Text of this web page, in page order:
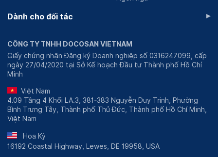
Dành cho đối tác ▸
CÔNG TY TNHH DOCOSAN VIETNAM
Giấy chứng nhận Đăng ký Doanh nghiệp số 0316247099, cấp
ngày 27/04/2020 tại Sở Kế hoạch Đầu tư Thành phố Hồ Chí
Minh
Việt Nam
4.09 Tầng 4 Khối LA.3, 381-383 Nguyễn Duy Trinh, Phường
Bình Trưng Tây, Thành phố Thủ Đức, Thành phố Hồ Chí Minh,
Việt Nam
Hoa Kỳ
16192 Coastal Highway, Lewes, DE 19958, USA